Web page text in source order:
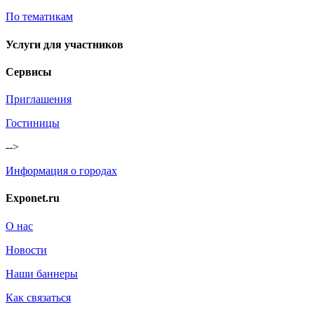
По тематикам
Услуги для участников
Сервисы
Приглашения
Гостиницы
-->
Информация о городах
Exponet.ru
О нас
Новости
Наши баннеры
Как связаться